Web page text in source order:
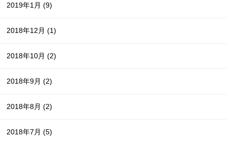
2019年1月(9)
2018年12月(1)
2018年10月(2)
2018年9月(2)
2018年8月(2)
2018年7月(5)